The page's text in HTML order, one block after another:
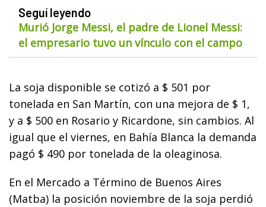
Seguí leyendo
Murió Jorge Messi, el padre de Lionel Messi:
el empresario tuvo un vínculo con el campo
La soja disponible se cotizó a $ 501 por
tonelada en San Martín, con una mejora de $ 1,
y a $ 500 en Rosario y Ricardone, sin cambios. Al
igual que el viernes, en Bahía Blanca la demanda
pagó $ 490 por tonelada de la oleaginosa.
En el Mercado a Término de Buenos Aires
(Matba) la posición noviembre de la soja perdió